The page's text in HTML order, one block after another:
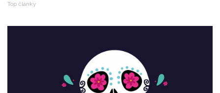
Top články